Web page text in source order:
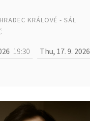
KRÁLOVÉ - SÁL
19:30 Thu, 17. 9. 2026